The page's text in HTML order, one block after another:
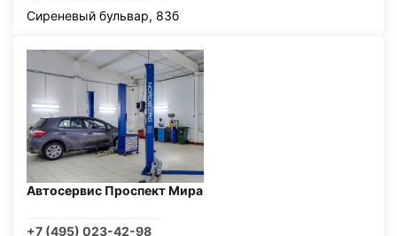
Сиреневый бульвар, 83б
Автосервис Проспект Мира
+7 (495) 023-42-98